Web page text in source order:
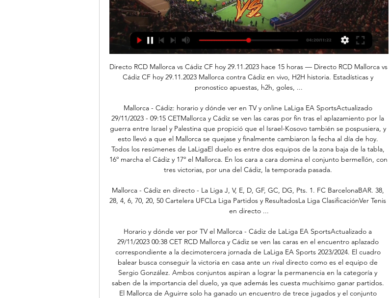
Directo RCD Mallorca vs Cádiz CF hoy 29.11.2023 hace 15 horas — Directo RCD Mallorca vs
Cádiz CF hoy 29.11.2023 Mallorca contra Cádiz en vivo, H2H historia. Estadísticas y
pronostico apuestas, h2h, goles, ...
Mallorca - Cádiz: horario y dónde ver en TV y online LaLiga EA SportsActualizado
29/11/2023 - 09:15 CETMallorca y Cádiz se ven las caras por fin tras el aplazamiento por la
guerra entre Israel y Palestina que propició que el Israel-Kosovo también se pospusiera, y
esto llevó a que el Mallorca se quejase y finalmente cambiaron la fecha al día de hoy.
Todos los resúmenes de LaLigaEl duelo es entre dos equipos de la zona baja de la tabla,
16º marcha el Cádiz y 17º el Mallorca. En los cara a cara domina el conjunto bermellón, con
tres victorias, por una del Cádiz, la temporada pasada.
Mallorca - Cádiz en directo - La Liga J, V, E, D, GF, GC, DG, Pts. 1. FC BarcelonaBAR. 38,
28, 4, 6, 70, 20, 50 Cartelera UFCLa Liga Partidos y ResultadosLa Liga ClasificaciónVer Tenis
en directo ...
Horario y dónde ver por TV el Mallorca - Cádiz de LaLiga EA SportsActualizado a
29/11/2023 00:38 CET RCD Mallorca y Cádiz se ven las caras en el encuentro aplazado
correspondiente a la decimotercera jornada de LaLiga EA Sports 2023/2024. El cuadro
balear busca conseguir la victoria en casa ante un rival directo como es el equipo de
Sergio González. Ambos conjuntos aspiran a lograr la permanencia en la categoría y
saben de la importancia del duelo, ya que además les cuesta muchísimo ganar partidos.
El Mallorca de Aguirre solo ha ganado un encuentro de trece jugados y el conjunto